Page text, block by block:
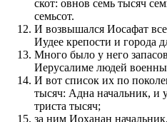
скот: овнов семь тысяч
семьсот.
И возвышался Иосафат
Иудее крепости и города
Много было у него
Иерусалиме людей
И вот список их по
тысяч: Адна начальник, и
триста тысяч;
за ним Иоханан